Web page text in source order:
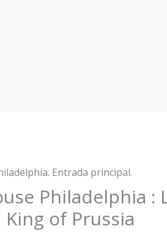
Philadelphia :
of Prussia